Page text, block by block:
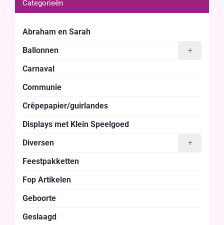
Categorieën
Abraham en Sarah
+
Ballonnen
Carnaval
Communie
Crêpepapier/guirlandes
Displays met Klein Speelgoed
+
Diversen
Feestpakketten
Fop Artikelen
Geboorte
Geslaagd